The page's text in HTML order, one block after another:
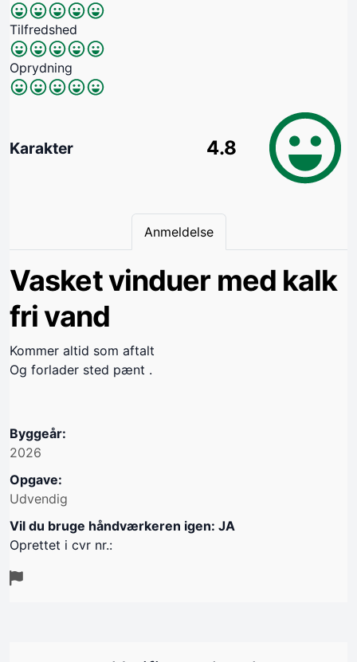
Tilfredshed
Oprydning
Karakter 4.8
Anmeldelse
Vasket vinduer med kalk
fri vand
Kommer altid som aftalt
Og forlader sted pænt .
Byggeår:
2026
Opgave:
Udvendig
Vil du bruge håndværkeren igen: JA
Oprettet i cvr nr.: